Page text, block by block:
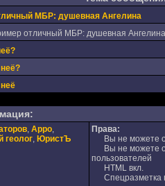
МБР: душевная Ангелина
отличный МБР: душевная Ангелина
, Appo,
геолог, ЮристЪ
Права:
Вы не можете
Вы не можете
пользователей
HTML вкл.
Спецразметка